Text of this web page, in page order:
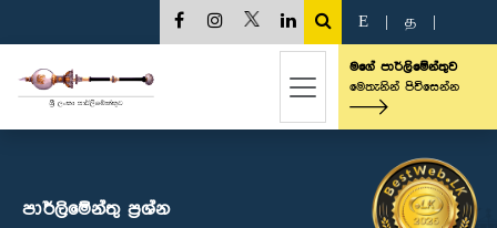
E த
මගේ පාර්ලිමේන්තුව
මෙතැනින් පිවිසෙන්න
පාර්ලි‌මේන්තු‌ ප්‍රශ්න